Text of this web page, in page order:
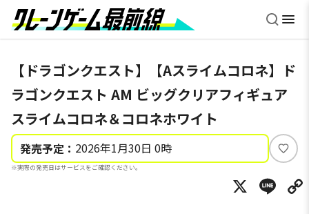
【ドラゴンクエスト】【Aスライムコロネ】ド
ラゴンクエスト AM ビッグクリアフィギュア
スライムコロネ＆コロネホワイト
発売予定： 2026年1月30日 0時
※実際の発売日はサービスをご確認ください。
い
ね
X